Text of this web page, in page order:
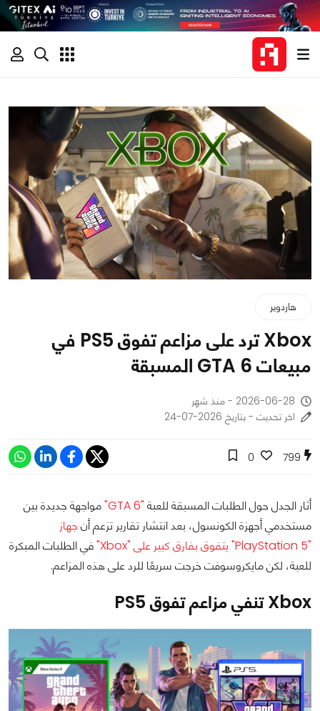
هاردوير
Xbox ترد على مزاعم تفوق PS5 في
مبيعات GTA 6 المسبقة
2026-06-28 - منذ شهر
اخر تحديث - بتاريخ 2026-07-24
799
0
أثار الجدل حول الطلبات المسبقة للعبة "GTA 6"
مواجهة جديدة بين
مستخدمي أجهزة الكونسول، بعد انتشار تقارير تزعم أن جهاز
"PlayStation 5" يتفوق بفارق كبير على "Xbox"
في الطلبات المبكرة
للعبة، لكن مايكروسوفت خرجت سريعًا للرد على هذه المزاعم.
Xbox تنفي مزاعم تفوق PS5